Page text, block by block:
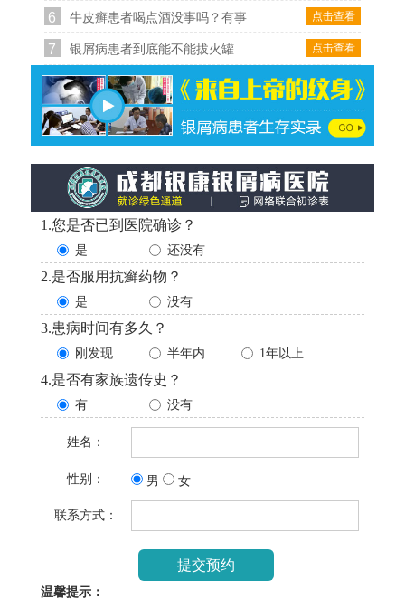
6 点击查看
牛皮癣患者喝点酒没事吗？有事
7 点击查看
银屑病患者到底能不能拔火罐
1.您是否已到医院确诊？
是 还没有
2.是否服用抗癣药物？
是 没有
3.患病时间有多久？
刚发现 半年内 1年以上
4.是否有家族遗传史？
有 没有
姓名：
性别： 男 女
联系方式：
温馨提示：